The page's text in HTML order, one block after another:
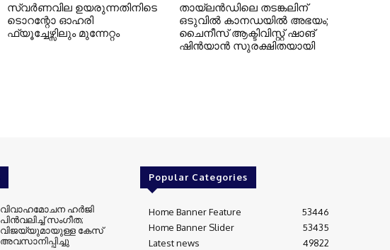
സ്വർണവില ഉയരുന്നതിനിടെ
ടൊറന്റോ ഓഹരി
ഫ്യൂച്ചേഴ്സിലും മുന്നേറ്റം
തായ്‌ലൻഡിലെ തടങ്കലിന്
ഒടുവിൽ കാനഡയിൽ അഭയം;
ചൈനീസ് ആക്ടിവിസ്റ്റ് ഷാങ്
ഷിൻയാൻ സുരക്ഷിതയായി
വിവാഹമോചന ഹർജി
പിൻവലിച്ച് സംഗീത;
വിജയ്‌യുമായുള്ള കേസ്
അവസാനിപ്പിച്ചു
Popular Categories
Home Banner Feature
53446
Home Banner Slider
53435
Latest news
49822